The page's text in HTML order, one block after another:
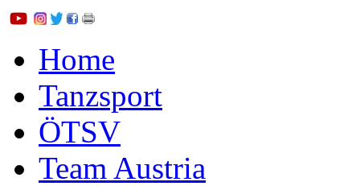
Home
Tanzsport
ÖTSV
Team Austria